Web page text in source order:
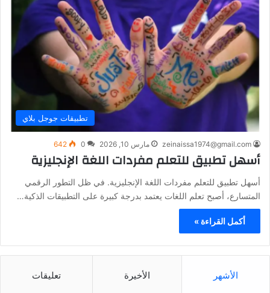
تطبيقات جوجل بلاي
zeinaissa1974@gmail.com مارس 10, 2026 0
642
أسهل تطبيق للتعلم مفردات اللغة الإنجليزية
أسهل تطبيق للتعلم مفردات اللغة الإنجليزية. في ظل التطور الرقمي
المتسارع، أصبح تعلم اللغات يعتمد بدرجة كبيرة على التطبيقات الذكية…
أكمل القراءة »
الأشهر الأخيرة تعليقات